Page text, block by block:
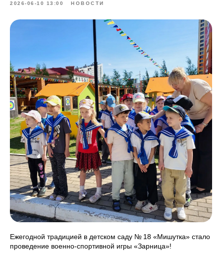
2026-06-10 13:00 НОВОСТИ
Ежегодной традицией в детском саду № 18 «Мишутка» стало
проведение военно‑спортивной игры «Зарница»!